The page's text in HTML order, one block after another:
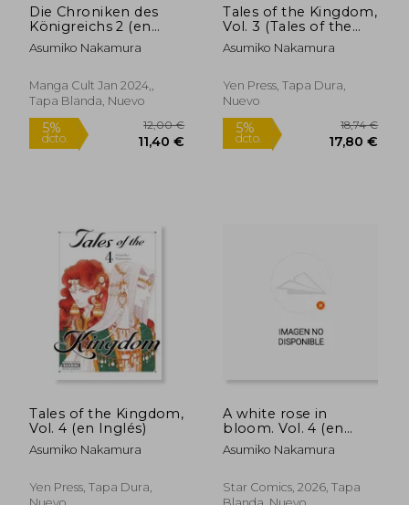
5%
dcto.
22,00 €
20,90 €
5%
Die Chroniken des
Königreichs 2 (en
Alemán)
Asumiko Nakamura
Manga Cult Jan 2024,,
Tapa Blanda, Nuevo
Tales of the Kingdom,
Vol. 3 (Tales of the
Kingdom, 3) (en
Inglés)
Asumiko Nakamura
Yen Press, Tapa Dura,
Nuevo
Tales of the Kingdom,
Vol. 4 (en Inglés)
Asumiko Nakamura
Yen Press, Tapa Dura,
A white rose in
bloom. Vol. 4 (en
Italiano)
Asumiko Nakamura
Star Comics, 2026, Tapa